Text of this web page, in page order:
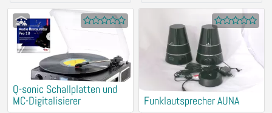
Breisgau
Q-sonic Schallplatten und
MC-Digitalisierer
Funklautsprecher AUNA